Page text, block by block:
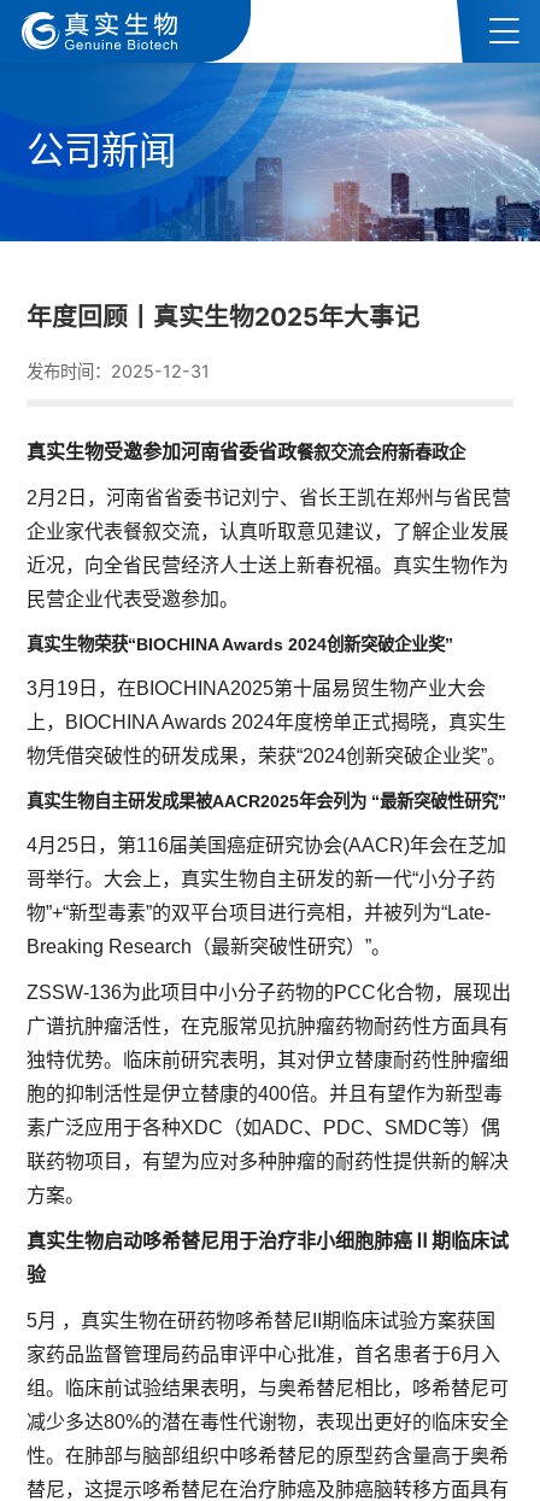
公司新闻
年度回顾丨真实生物2025年大事记
发布时间：2025-12-31
真实生物受邀参加河南省委省政餐叙交流会府新春政企
2月2日，河南省省委书记刘宁、省长王凯在郑州与省民营
企业家代表餐叙交流，认真听取意见建议，了解企业发展
近况，向全省民营经济人士送上新春祝福。真实生物作为
民营企业代表受邀参加。
真实生物荣获“BIOCHINA Awards 2024创新突破企业奖”
3月19日，在BIOCHINA2025第十届易贸生物产业大会
上，BIOCHINA Awards 2024年度榜单正式揭晓，真实生
物凭借突破性的研发成果，荣获“2024创新突破企业奖”。
真实生物自主研发成果被AACR2025年会列为 “最新突破性研究”
4月25日 ，第116届美国癌症研究协会(AACR)年会在芝加
哥举行。大会上，真实生物自主研发的新一代“小分子药
物”+“新型毒素”的双平台项目进行亮相，并被列为“Late-
Breaking Research（最新突破性研究）”。
ZSSW-136为此项目中小分子药物的PCC化合物，展现出
广谱抗肿瘤活性，在克服常见抗肿瘤药物耐药性方面具有
独特优势。临床前研究表明，其对伊立替康耐药性肿瘤细
胞的抑制活性是伊立替康的400倍。并且有望作为新型毒
素广泛应用于各种XDC（如ADC、PDC、SMDC等）偶
联药物项目，有望为应对多种肿瘤的耐药性提供新的解决
方案。
真实生物启动哆希替尼用于治疗非小细胞肺癌Ⅱ期临床试
验
5月 ，真实生物在研药物哆希替尼II期临床试验方案获国
家药品监督管理局药品审评中心批准，首名患者于6月入
组。临床前试验结果表明，与奥希替尼相比，哆希替尼可
减少多达80%的潜在毒性代谢物，表现出更好的临床安全
性。在肺部与脑部组织中哆希替尼的原型药含量高于奥希
替尼，这提示哆希替尼在治疗肺癌及肺癌脑转移方面具有